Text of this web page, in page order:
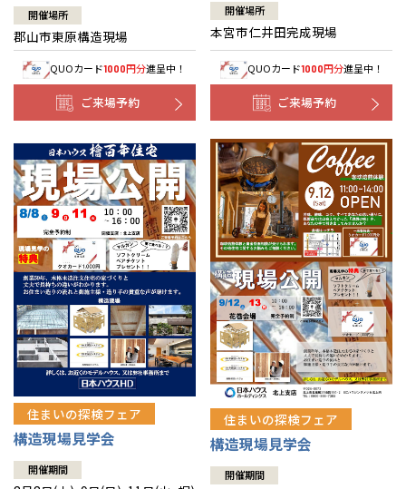
開催場所
郡山市東原構造現場
QUOカード1000円分進呈中！
ご来場予約
開催場所
本宮市仁井田完成現場
QUOカード1000円分進呈中！
ご来場予約
住まいの探検フェア
構造現場見学会
開催期間
住まいの探検フェア
構造現場見学会
開催期間